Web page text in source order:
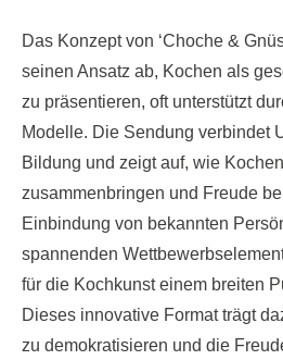
Das Konzept von ‘Choche &
seinen Ansatz ab, Kochen als
zu präsentieren, oft unterstützt
Modelle. Die Sendung verbindet
Bildung und zeigt auf, wie
zusammenbringen und Freude
Einbindung von bekannten
spannenden
für die Kochkunst einem breiten
Dieses innovative Format trägt
zu demokratisieren und die